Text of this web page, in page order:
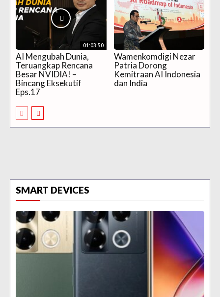
01:03:50
AI Mengubah Dunia,
Teruangkap Rencana
Besar NVIDIA! –
Bincang Eksekutif
Eps.17
Wamenkomdigi Nezar
Patria Dorong
Kemitraan AI Indonesia
dan India
SMART DEVICES